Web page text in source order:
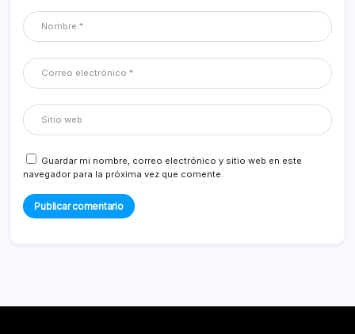
Guardar mi nombre, correo electrónico y sitio web en este
navegador para la próxima vez que comente.